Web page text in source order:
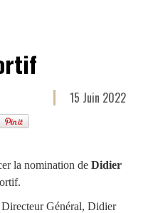
15 Juin 2022
la nomination de Didier
Général, Didier